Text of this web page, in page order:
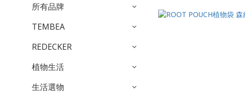
所有品牌
TEMBEA
REDECKER
植物生活
生活選物